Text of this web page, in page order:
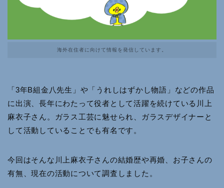
海外在住者に向けて情報を発信しています。
「3年B組金八先生」や「うれしはずかし物語」などの作品
に出演、長年にわたって役者として活躍を続けている川上
麻衣子さん。ガラス工芸に魅せられ、ガラスデザイナーと
して活動していることでも有名です。
今回はそんな川上麻衣子さんの結婚歴や再婚、お子さんの
有無、現在の活動について調査しました。